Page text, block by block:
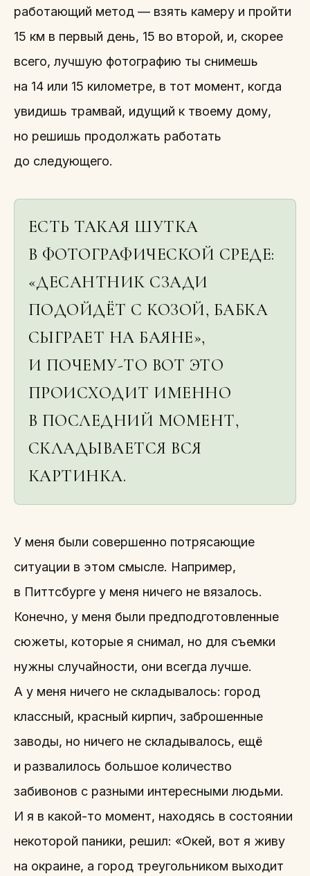
работающий метод — взять камеру и пройти
15 км в первый день, 15 во второй, и, скорее
всего, лучшую фотографию ты снимешь
на 14 или 15 километре, в тот момент, когда
увидишь трамвай, идущий к твоему дому,
но решишь продолжать работать
до следующего.
ЕСТЬ ТАКАЯ ШУТКА
В ФОТОГРАФИЧЕСКОЙ СРЕДЕ:
«ДЕСАНТНИК СЗАДИ
ПОДОЙДЁТ С КОЗОЙ, БАБКА
СЫГРАЕТ НА БАЯНЕ»,
И ПОЧЕМУ-ТО ВОТ ЭТО
ПРОИСХОДИТ ИМЕННО
В ПОСЛЕДНИЙ МОМЕНТ,
СКЛАДЫВАЕТСЯ ВСЯ
КАРТИНКА.
У меня были совершенно потрясающие
ситуации в этом смысле. Например,
в Питтсбурге у меня ничего не вязалось.
Конечно, у меня были предподготовленные
сюжеты, которые я снимал, но для съемки
нужны случайности, они всегда лучше.
А у меня ничего не складывалось: город
классный, красный кирпич, заброшенные
заводы, но ничего не складывалось, ещё
и развалилось большое количество
забивонов с разными интересными людьми.
И я в какой-то момент, находясь в состоянии
некоторой паники, решил: «Окей, вот я живу
на окраине, а город треугольником выходит